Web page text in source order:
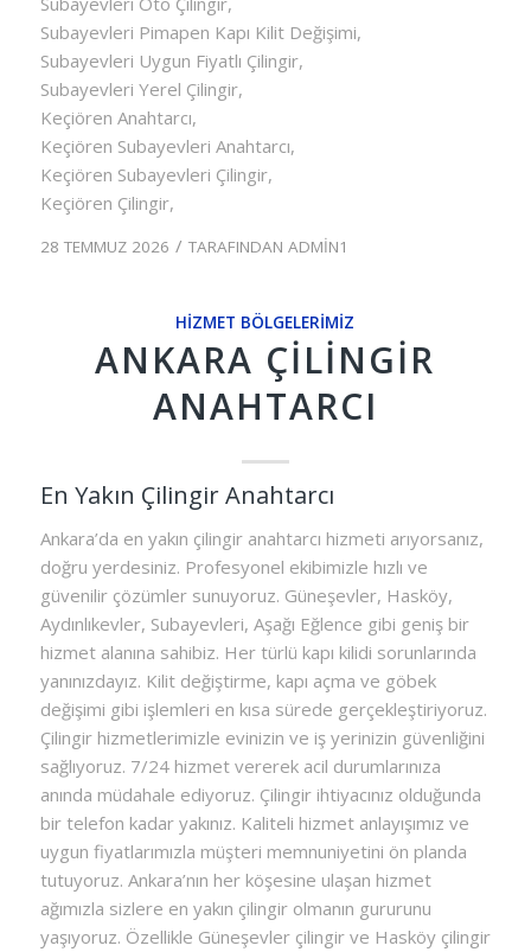
Subayevleri Pimapen Kapı Kilit Değişimi,
Subayevleri Uygun Fiyatlı Çilingir,
Subayevleri Yerel Çilingir,
Keçiören Anahtarcı,
Keçiören Subayevleri Anahtarcı,
Keçiören Subayevleri Çilingir,
Keçiören Çilingir,
28 TEMMUZ 2026 / TARAFINDAN ADMIN1
HIZMET BÖLGELERIMIZ
ANKARA ÇILINGIR
ANAHTARCI
En Yakın Çilingir Anahtarcı
Ankara’da en yakın çilingir anahtarcı hizmeti arıyorsanız,
doğru yerdesiniz. Profesyonel ekibimizle hızlı ve
güvenilir çözümler sunuyoruz. Güneşevler, Hasköy,
Aydınlıkevler, Subayevleri, Aşağı Eğlence gibi geniş bir
hizmet alanına sahibiz. Her türlü kapı kilidi sorunlarında
yanınızdayız. Kilit değiştirme, kapı açma ve göbek
değişimi gibi işlemleri en kısa sürede gerçekleştiriyoruz.
Çilingir hizmetlerimizle evinizin ve iş yerinizin güvenliğini
sağlıyoruz. 7/24 hizmet vererek acil durumlarınıza
anında müdahale ediyoruz. Çilingir ihtiyacınız olduğunda
bir telefon kadar yakınız. Kaliteli hizmet anlayışımız ve
uygun fiyatlarımızla müşteri memnuniyetini ön planda
tutuyoruz. Ankara’nın her köşesine ulaşan hizmet
ağımızla sizlere en yakın çilingir olmanın gururunu
yaşıyoruz. Özellikle Güneşevler çilingir ve Hasköy çilingir